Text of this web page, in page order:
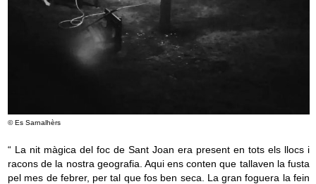
© Es Sarnalhèrs
“ La nit màgica del foc de Sant Joan era present en tots els llocs i
racons de la nostra geografia. Aqui ens conten que tallaven la fusta
pel mes de febrer, per tal que fos ben seca. La gran foguera la fein